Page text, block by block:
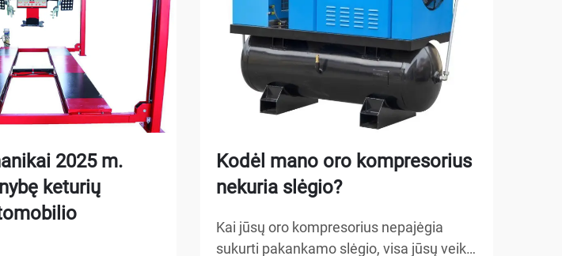
2025 m.
keturių
Kodėl mano oro kompresorius
nekuria slėgio?
Kai jūsų oro kompresorius nepajėgia
sukurti pakankamo slėgio, visa jūsų veikla